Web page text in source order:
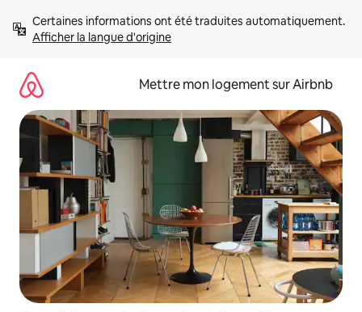
directement
Afficher la langue d'origine
Mettre mon logement sur Airbnb